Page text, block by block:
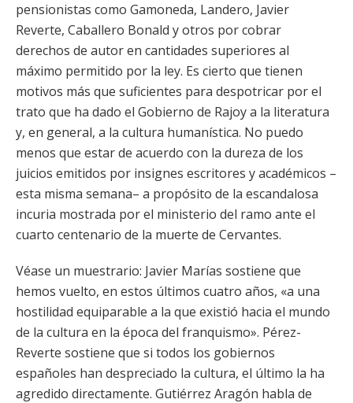
pensionistas como Gamoneda, Landero, Javier
Reverte, Caballero Bonald y otros por cobrar
derechos de autor en cantidades superiores al
máximo permitido por la ley. Es cierto que tienen
motivos más que suficientes para despotricar por el
trato que ha dado el Gobierno de Rajoy a la literatura
y, en general, a la cultura humanística. No puedo
menos que estar de acuerdo con la dureza de los
juicios emitidos por insignes escritores y académicos –
esta misma semana– a propósito de la escandalosa
incuria mostrada por el ministerio del ramo ante el
cuarto centenario de la muerte de Cervantes.
Véase un muestrario: Javier Marías sostiene que
hemos vuelto, en estos últimos cuatro años, «a una
hostilidad equiparable a la que existió hacia el mundo
de la cultura en la época del franquismo». Pérez-
Reverte sostiene que si todos los gobiernos
españoles han despreciado la cultura, el último la ha
agredido directamente. Gutiérrez Aragón habla de